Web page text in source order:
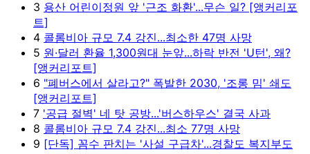
3 용산 어린이정원 앞 '근조 화환'...무슨 일? [앵커리포
트]
4 콜롬비아 규모 7.4 강진...최소한 47명 사망
5 원·달러 환율 1,300원대 눈앞...하락 반전 'U턴', 왜?
[앵커리포트]
6 "폐버스에서 살라고?" 폭발한 2030, '조롱 밈' 쇄도
[앵커리포트]
7 '공급 절벽' 네 탓 공방...'버스하우스' 결국 사과
8 콜롬비아 규모 7.4 강진...최소 77명 사망
9 [단독] 꼼수 판치는 '사설 구급차'...경찰도 복지부도